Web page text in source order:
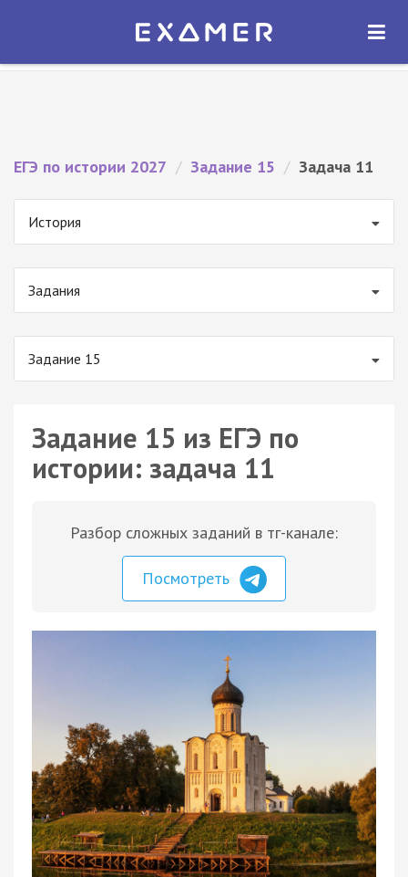
Экзамер — ЕГЭ 2027
ОТКРЫТЬ
ЕГЭ по истории 2027 / Задание 15 / Задача 11
История
Задания
Задание 15
Задание 15 из ЕГЭ по
истории: задача 11
Разбор сложных заданий в тг-канале:
Посмотреть